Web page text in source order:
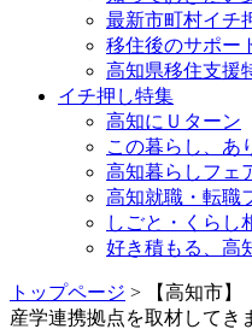
最新市町村イチ
移住後のサポー
高知県移住支援
イチ押し特集
高知にＵターン
この暮らし、あ
高知暮らしフェ
高知就職・転職
しごと・くらし
好き積もる、高
トップページ > 【高知市】
産学連携拠点を取材してき